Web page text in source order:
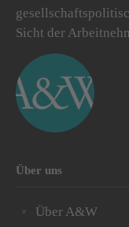
Sicht der
Über uns
Über A&W